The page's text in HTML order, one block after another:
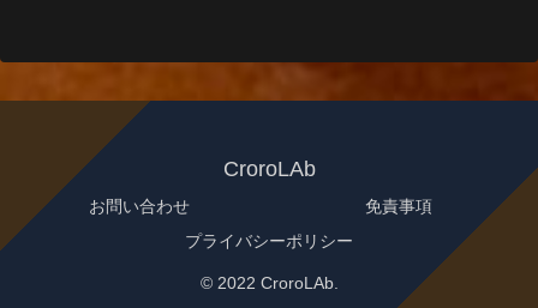
CroroLAb
お問い合わせ
免責事項
プライバシーポリシー
© 2022 CroroLAb.